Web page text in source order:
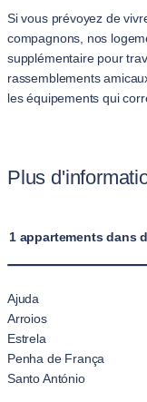
Si vous prévoyez de
compagnons, nos
supplémentaire pour
rassemblements
les équipements qui
Plus
1 appartements dans
Ajuda
Arroios
Estrela
Penha de França
Santo António